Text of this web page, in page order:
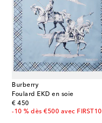
Burberry
Foulard EKD en soie
€ 450
original price
-10 % dès €500 avec FIRST10